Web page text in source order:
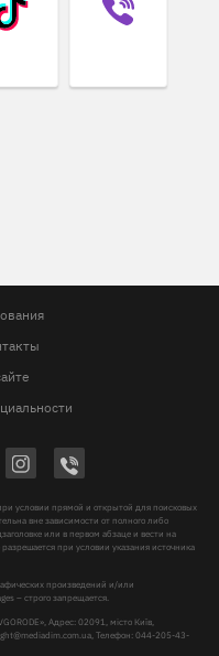
условии прямой и открытой для поисковых
вне зависимости от полного либо
или в первом абзаце и вести на
при условии указания источника
произведений и/или
– строго запрещается.
Адрес: 02091, місто Київ,
, Телефон: 044-205-43-